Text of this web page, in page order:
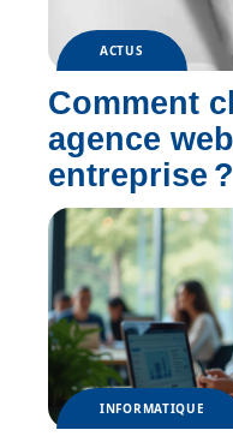
ACTUS
Comment
agence
entreprise ?
INFORMATIQUE